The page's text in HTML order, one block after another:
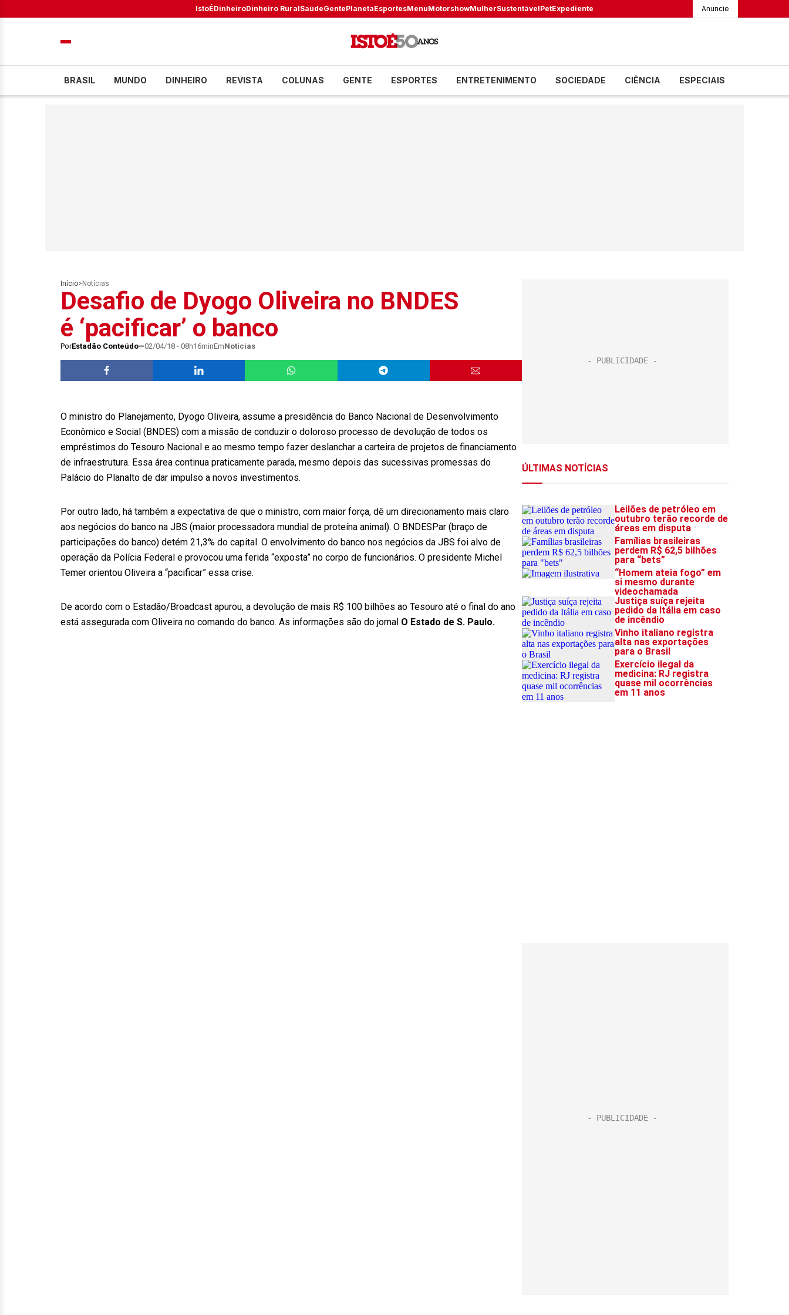
IstoÉDinheiroDinheiro RuralSaúdeGentePlanetaEsportesMenuMotorshowMulherSustentávelPetExpediente Anuncie
BRASIL MUNDO DINHEIRO REVISTA COLUNAS GENTE ESPORTES ENTRETENIMENTO SOCIEDADE CIÊNCIA ESPECIAIS
Início> Notícias
Desafio de Dyogo Oliveira no BNDES
é ‘pacificar’ o banco
PorEstadão Conteúdo 02/04/18 - 08h16minEmNotícias
O ministro do Planejamento, Dyogo Oliveira, assume a presidência do Banco Nacional de Desenvolvimento
Econômico e Social (BNDES) com a missão de conduzir o doloroso processo de devolução de todos os
empréstimos do Tesouro Nacional e ao mesmo tempo fazer deslanchar a carteira de projetos de financiamento
de infraestrutura. Essa área continua praticamente parada, mesmo depois das sucessivas promessas do
Palácio do Planalto de dar impulso a novos investimentos.
Por outro lado, há também a expectativa de que o ministro, com maior força, dê um direcionamento mais claro
aos negócios do banco na JBS (maior processadora mundial de proteína animal). O BNDESPar (braço de
participações do banco) detém 21,3% do capital. O envolvimento do banco nos negócios da JBS foi alvo de
operação da Polícia Federal e provocou uma ferida “exposta” no corpo de funcionários. O presidente Michel
Temer orientou Oliveira a “pacificar” essa crise.
De acordo com o Estadão/Broadcast apurou, a devolução de mais R$ 100 bilhões ao Tesouro até o final do ano
está assegurada com Oliveira no comando do banco. As informações são do jornal O Estado de S. Paulo.